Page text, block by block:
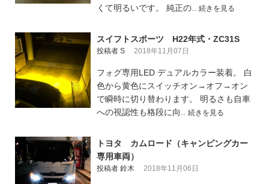
くて明るいです。 純正の.. 続きを見る
スイフトスポーツ H22年式・ZC31S
投稿者 S 2018年11月07日
フォグ専用LED デュアルカラー装着。 白
色から黄色にスイッチオン→オフ→オン
で瞬時に切り替わります。 明るさも自車
への視認性も格段に向.. 続きを見る
トヨタ カムロード（キャンピングカー
専用車両）
投稿者 鈴木 2018年11月06日